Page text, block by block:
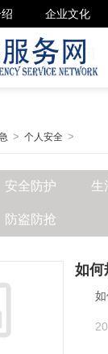
企业文化
个人安全
安全防护 生
防盗防抢
如何